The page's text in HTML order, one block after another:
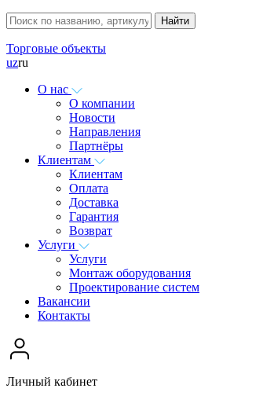
Торговые объекты
uzru
О нас
О компании
Новости
Направления
Партнёры
Клиентам
Клиентам
Оплата
Доставка
Гарантия
Возврат
Услуги
Услуги
Монтаж оборудования
Проектирование систем
Вакансии
Контакты
Личный кабинет